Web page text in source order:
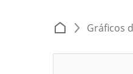
Gráficos